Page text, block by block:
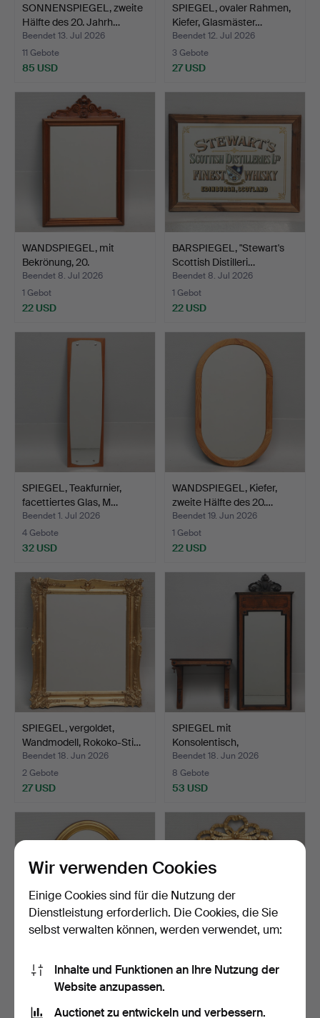
SONNENSPIEGEL, zweite
Hälfte des 20. Jahrh…
Beendet 13. Jul 2026
11 Gebote
85 USD
SPIEGEL, ovaler Rahmen,
Kiefer, Glasmäster…
Beendet 12. Jul 2026
3 Gebote
27 USD
WANDSPIEGEL, mit
Bekrönung, 20.
Jahrhunder…
Beendet 8. Jul 2026
1 Gebot
22 USD
BARSPIEGEL, "Stewart's
Scottish Distilleri…
Beendet 8. Jul 2026
1 Gebot
22 USD
SPIEGEL, Teakfurnier,
facettiertes Glas, M…
Beendet 1. Jul 2026
4 Gebote
32 USD
WANDSPIEGEL, Kiefer,
zweite Hälfte des 20.…
Beendet 19. Jun 2026
1 Gebot
22 USD
SPIEGEL, vergoldet,
Wandmodell, Rokoko-Sti…
Beendet 18. Jun 2026
2 Gebote
27 USD
SPIEGEL mit
Konsolentisch,
Neurenaissance,…
Beendet 18. Jun 2026
8 Gebote
53 USD
SPIEGEL, ovaler Rahmen,
gustavianischer St…
1 Gebot
SPIEGEL, geschliffenes
1 Gebot
Wir verwenden Cookies
Einige Cookies sind für die Nutzung der
Dienstleistung erforderlich. Die Cookies, die Sie
selbst verwalten können, werden verwendet, um:
Inhalte und Funktionen an Ihre Nutzung der
Website anzupassen.
Auctionet zu entwickeln und verbessern.